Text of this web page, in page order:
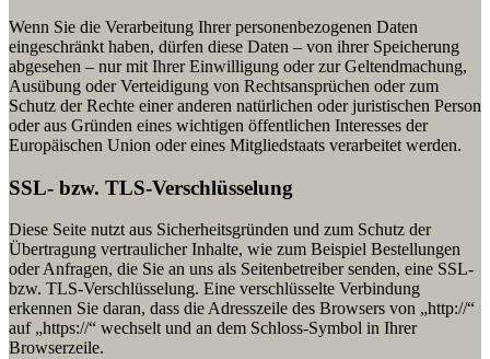
Wenn Sie die Verarbeitung Ihrer personenbezogenen Daten
eingeschränkt haben, dürfen diese Daten – von ihrer Speicherung
abgesehen – nur mit Ihrer Einwilligung oder zur Geltendmachung,
Ausübung oder Verteidigung von Rechtsansprüchen oder zum
Schutz der Rechte einer anderen natürlichen oder juristischen Person
oder aus Gründen eines wichtigen öffentlichen Interesses der
Europäischen Union oder eines Mitgliedstaats verarbeitet werden.
SSL- bzw. TLS-Verschlüsselung
Diese Seite nutzt aus Sicherheitsgründen und zum Schutz der
Übertragung vertraulicher Inhalte, wie zum Beispiel Bestellungen
oder Anfragen, die Sie an uns als Seitenbetreiber senden, eine SSL-
bzw. TLS-Verschlüsselung. Eine verschlüsselte Verbindung
erkennen Sie daran, dass die Adresszeile des Browsers von „http://“
auf „https://“ wechselt und an dem Schloss-Symbol in Ihrer
Browserzeile.